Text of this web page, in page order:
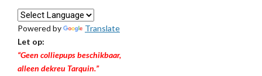
Powered by
Translate
Let op:
“Geen colliepups beschikbaar,
alleen dekreu Tarquin.”